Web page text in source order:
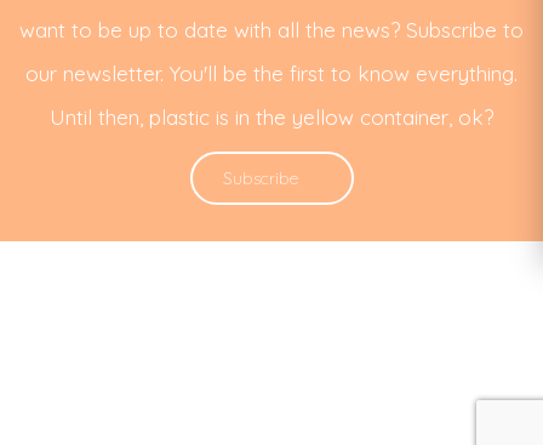
want to be up to date with all the news? Subscribe to
our newsletter. You'll be the first to know everything.
Until then, plastic is in the yellow container, ok?
Subscribe